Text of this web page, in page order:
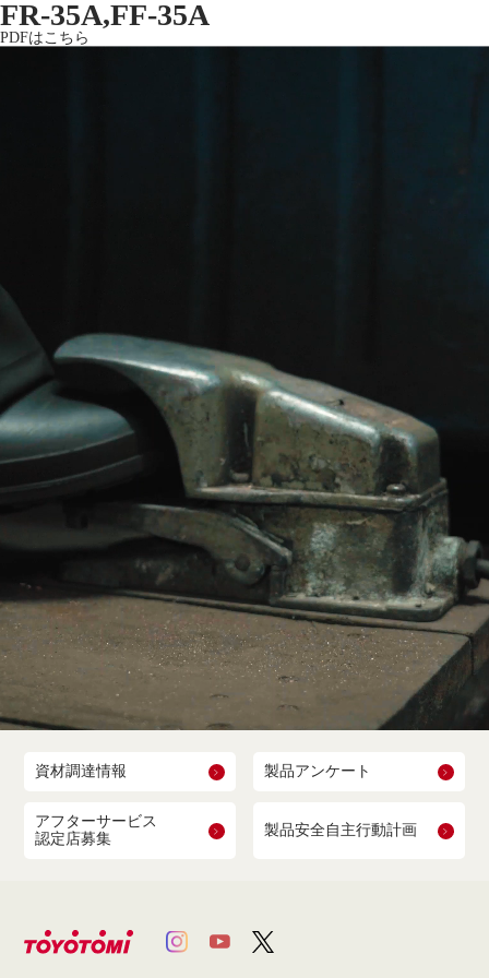
FR-35A,FF-35A
PDFはこちら
資材調達情報 製品アンケート
アフターサービス
認定店募集
製品安全自主行動計画